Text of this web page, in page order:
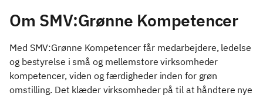
Om SMV:Grønne Kompetencer
Med SMV:Grønne Kompetencer får medarbejdere, ledelse
og bestyrelse i små og mellemstore virksomheder
kompetencer, viden og færdigheder inden for grøn
omstilling. Det klæder virksomheder på til at håndtere nye